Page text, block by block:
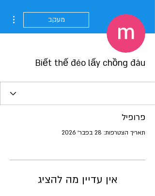
מעקב
Biết thế đéo lấy chồng đâu
פרופיל
תאריך הצטרפות: 28 בפבר׳ 2026
אין עדיין מה להציג